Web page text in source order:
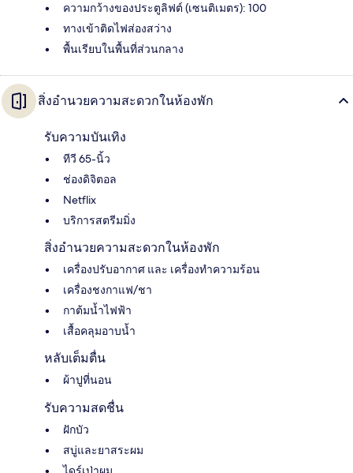
ความกว้างของประตูลิฟต์ (เซนติเมตร): 100
ทางเข้าติดไฟส่องสว่าง
พื้นเรียบในพื้นที่ส่วนกลาง
สิ่งอำนวยความสะดวกในห้องพัก
รับความบันเทิง
ทีวี 65-นิ้ว
ช่องดิจิตอล
Netflix
บริการสตรีมมิ่ง
สิ่งอำนวยความสะดวกในห้องพัก
เครื่องปรับอากาศ และ เครื่องทำความร้อน
เครื่องชงกาแฟ/ชา
กาต้มน้ำไฟฟ้า
เสื้อคลุมอาบน้ำ
หลับเต็มตื่น
ผ้าปูที่นอน
รับความสดชื่น
ฝักบัว
สบู่และยาสระผม